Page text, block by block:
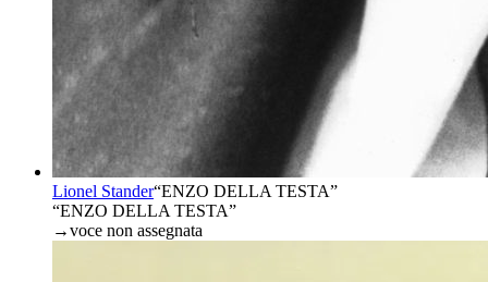
Lionel Stander“ENZO DELLA TESTA”
“ENZO DELLA TESTA”
→voce non assegnata